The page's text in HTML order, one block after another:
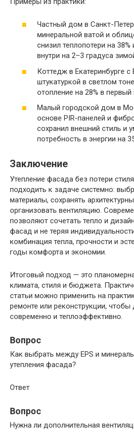
Частный дом в Санкт-
минеральной ватой и
снизил теплопотери на
внутри на 2–3 градуса
Коттедж в Екатеринбурге с
штукатуркой в светлом
отопление на 28% в первый
Малый городской дом в
основе PIR-панелей и
сохранил внешний стиль и
потребность в энергии на
Заключение
Утепление фасада без потери
подходить к задаче системно:
материалы, сохранять
организовать вентиляцию.
позволяют сочетать тепло и
фасад и не теряя
комбинация тепла, прочности и
годы комфорта и экономии.
Итоговый подход — это
климата, стиля и бюджета.
статьи можно применить на
ремонте или реконструкции,
современно и теплоэффективно.
Вопрос
Как выбрать между EPS и
утепления фасада?
Ответ
Вопрос
Нужна ли дополнительная